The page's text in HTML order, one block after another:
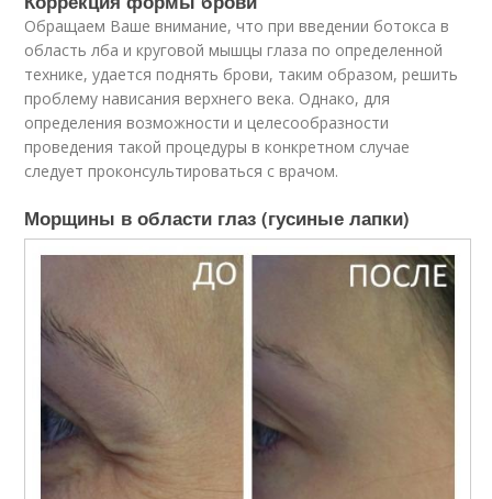
Обращаем Ваше внимание, что при введении ботокса в
область лба и круговой мышцы глаза по определенной
технике, удается поднять брови, таким образом, решить
проблему нависания верхнего века. Однако, для
определения возможности и целесообразности
проведения такой процедуры в конкретном случае
следует проконсультироваться с врачом.
Морщины в области глаз (гусиные лапки)